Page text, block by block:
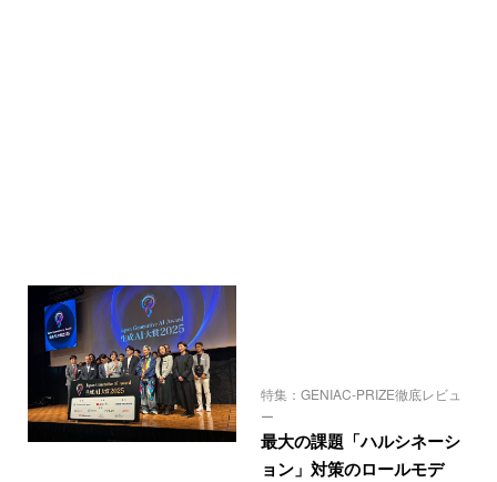
特集：GENIAC-PRIZE徹底レビュ
ー
最大の課題「ハルシネーシ
ョン」対策のロールモデ